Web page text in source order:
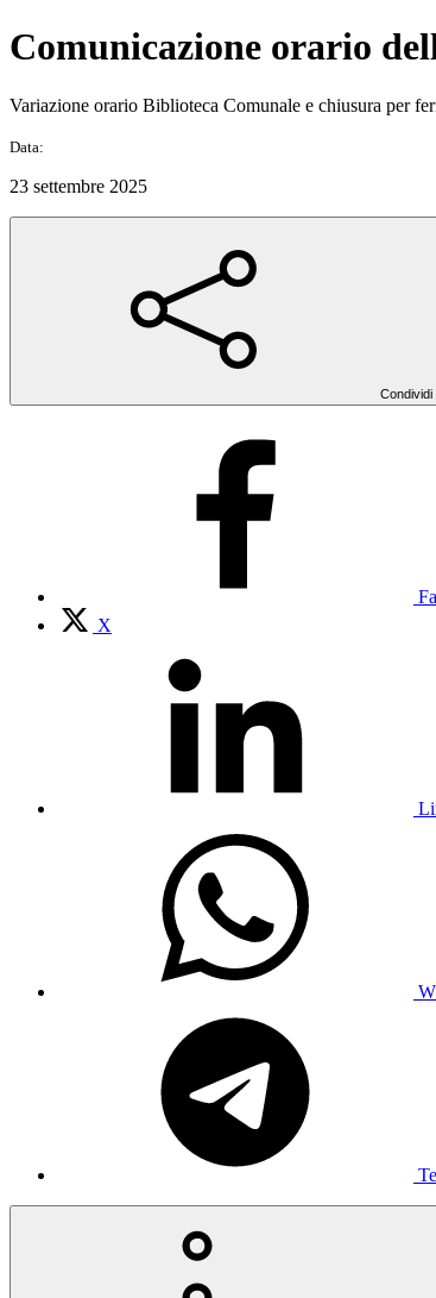
Comunicazione orario
Variazione orario Biblioteca Comunale e chiusura per
Data:
23 settembre 2025
Condividi
X